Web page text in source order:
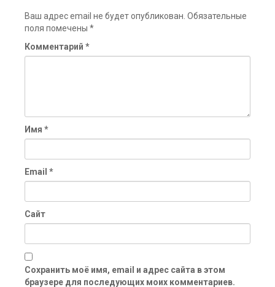
Ваш адрес email не будет опубликован. Обязательные
поля помечены *
Комментарий *
Имя *
Email *
Сайт
Сохранить моё имя, email и адрес сайта в этом
браузере для последующих моих комментариев.